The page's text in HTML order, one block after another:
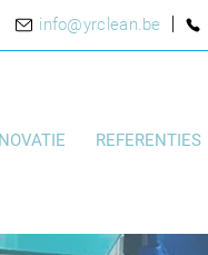
info@yrclean.be
REFERENTIES